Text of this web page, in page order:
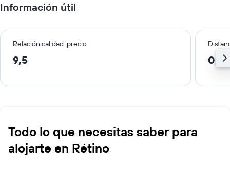
Información útil
Relación calidad-precio
9,5 0,1
Todo lo que necesitas saber para
alojarte en Rétino